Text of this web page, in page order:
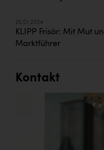
25.01.2024
KLIPP Frisör: Mit Mut
Marktführer
Kontakt